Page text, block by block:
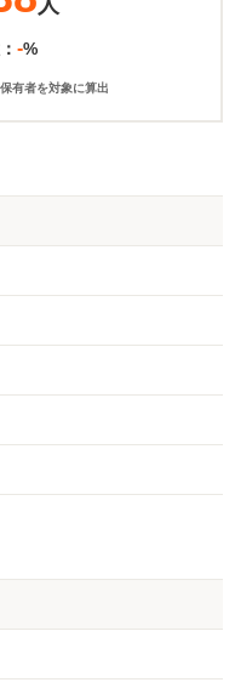
人
-%
有者を対象に算出